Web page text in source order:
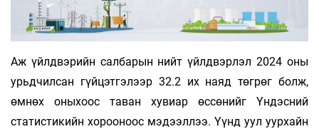
Аж үйлдвэрийн салбарын нийт үйлдвэрлэл 2024 оны
урьдчилсан гүйцэтгэлээр 32.2 их наяд төгрөг болж,
өмнөх оныхоос таван хувиар өс­сөнийг Үндэсний
статистикийн хорооноос мэ­дээл­лээ. Үүнд уул уурхайн